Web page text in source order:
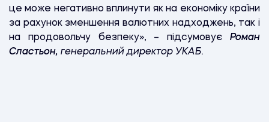
це може негативно вплинути як на економіку країни
за рахунок зменшення валютних надходжень, так і
на продовольчу безпеку», – підсумовує Роман
Сластьон, генеральний директор УКАБ.